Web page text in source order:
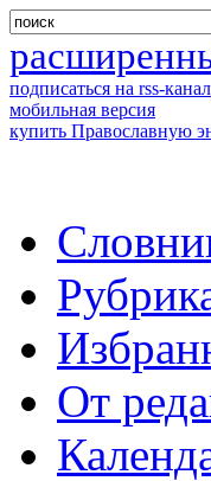
подписаться на rss-канал
мобильная версия
купить Православную
От